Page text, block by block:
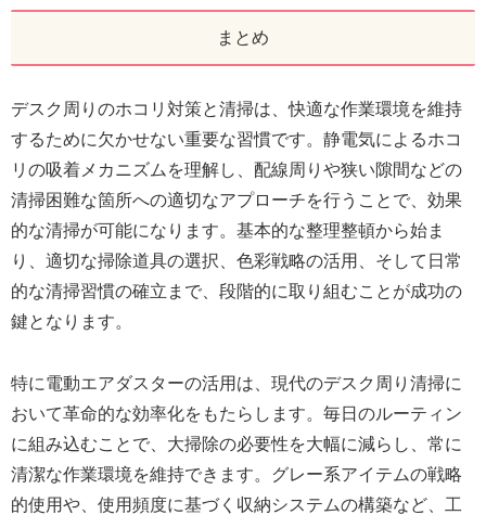
まとめ
デスク周りのホコリ対策と清掃は、快適な作業環境を維持
するために欠かせない重要な習慣です。静電気によるホコ
リの吸着メカニズムを理解し、配線周りや狭い隙間などの
清掃困難な箇所への適切なアプローチを行うことで、効果
的な清掃が可能になります。基本的な整理整頓から始ま
り、適切な掃除道具の選択、色彩戦略の活用、そして日常
的な清掃習慣の確立まで、段階的に取り組むことが成功の
鍵となります。
特に電動エアダスターの活用は、現代のデスク周り清掃に
おいて革命的な効率化をもたらします。毎日のルーティン
に組み込むことで、大掃除の必要性を大幅に減らし、常に
清潔な作業環境を維持できます。グレー系アイテムの戦略
的使用や、使用頻度に基づく収納システムの構築など、工